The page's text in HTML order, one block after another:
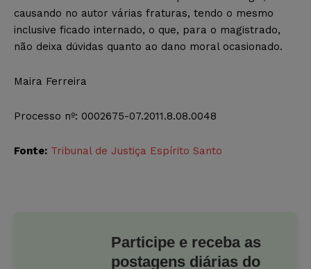
causando no autor várias fraturas, tendo o mesmo
inclusive ficado internado, o que, para o magistrado,
não deixa dúvidas quanto ao dano moral ocasionado.
Maira Ferreira
Processo nº: 0002675-07.2011.8.08.0048
Fonte: Tribunal de Justiça Espírito Santo
Participe e receba as
postagens diárias do